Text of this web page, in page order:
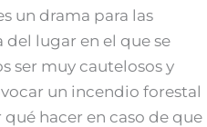
un drama para las
del lugar en el que se
ser muy cautelosos y
un incendio forestal
qué hacer en caso de que